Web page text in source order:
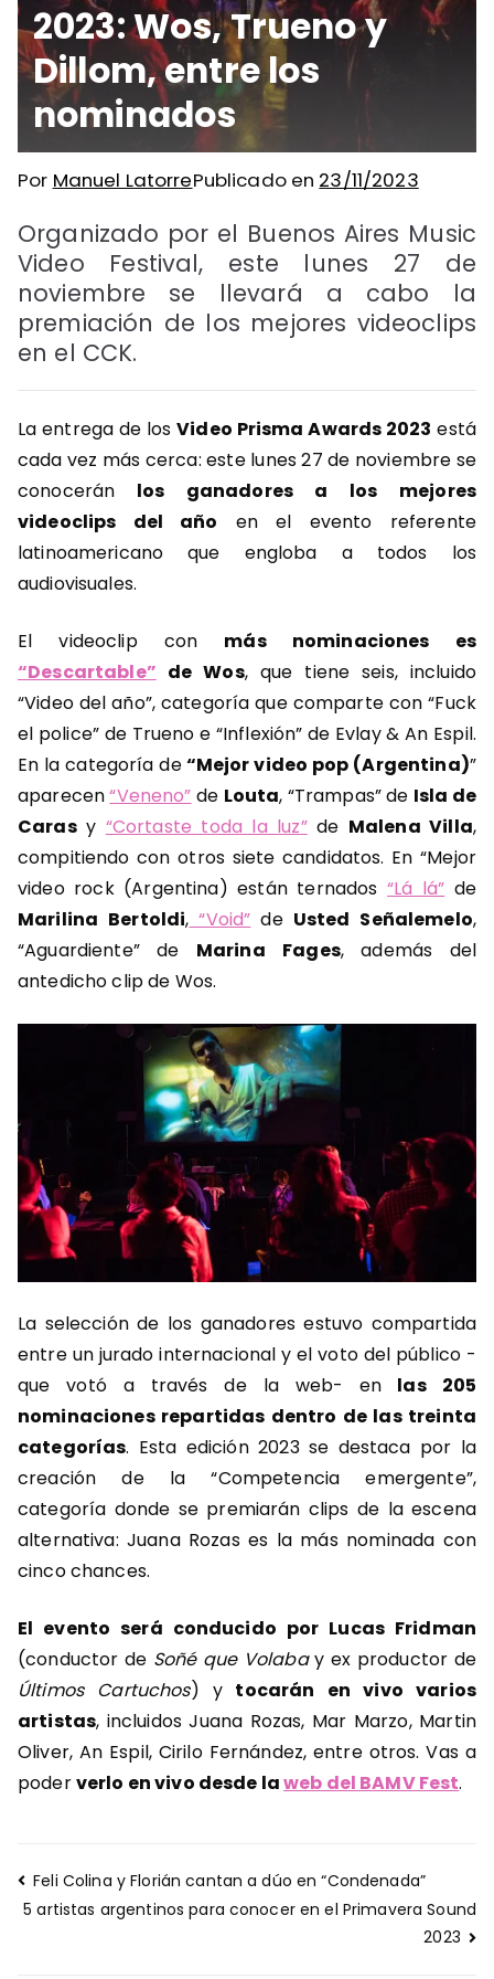
2023: Wos, Trueno y
Dillom, entre los
nominados
Por Manuel LatorrePublicado en 23/11/2023
Organizado por el Buenos Aires Music
Video Festival, este lunes 27 de
noviembre se llevará a cabo la
premiación de los mejores videoclips
en el CCK.
La entrega de losVideo Prisma Awards 2023 está
cada vez más cerca: este lunes 27 de noviembre se
conocerán los ganadores a los mejores
videoclips del año en el evento referente
latinoamericano que engloba a todos los
audiovisuales.
El videoclip con más nominaciones es
“Descartable” de Wos, que tiene seis, incluido
“Video del año”, categoría que comparte con “Fuck
el police” de Trueno e “Inflexión” de Evlay & An Espil.
En la categoría de“Mejor video pop (Argentina)”
aparecen“Veneno” de Louta, “Trampas” de Isla de
Carasy “Cortaste toda la luz”de Malena Villa,
compitiendo con otros siete candidatos. En “Mejor
video rock (Argentina) están ternados “Lá lá” de
Marilina Bertoldi, “Void” de Usted Señalemelo,
“Aguardiente” de Marina Fages, además del
antedicho clip de Wos.
La selección de los ganadores estuvo compartida
entre un jurado internacional y el voto del público -
que votó a través de la web- en las 205
nominaciones repartidas dentro de las treinta
categorías. Esta edición 2023 se destaca por la
creación de la “Competencia emergente”,
categoría donde se premiarán clips de la escena
alternativa: Juana Rozas es la más nominada con
cinco chances.
El evento será conducido por Lucas Fridman
(conductor de Soñé que Volabay ex productor de
Últimos Cartuchos) y tocarán en vivo varios
artistas, incluidos Juana Rozas, Mar Marzo, Martin
Oliver, An Espil, Cirilo Fernández, entre otros. Vas a
poderverlo en vivo desde laweb del BAMV Fest.
Navegación
de
Feli Colina y Florián cantan a dúo en “Condenada”
5 artistas argentinos para conocer en el Primavera Sound
2023